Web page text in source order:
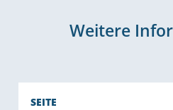
Weitere